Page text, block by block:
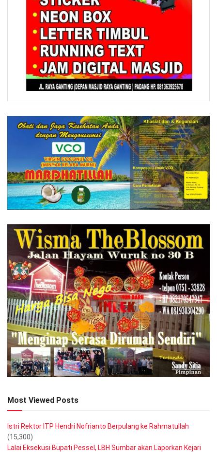
Most Viewed Posts
Istri Rektor ITP Hendri Nofrianto Berpulang ke Rahmatullah
(15,300)
Lalai Eksekusi Bupati Pessel, LBH Sumbar akan Laporkan Kejari